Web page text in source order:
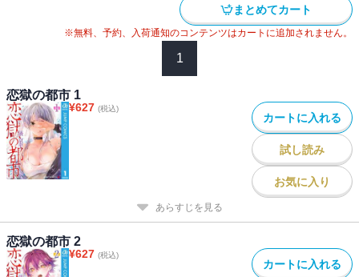
まとめてカート
※無料、予約、入荷通知のコンテンツはカートに追加されません。
1
恋獄の都市 1
¥627 (税込)
カートに入れる
試し読み
お気に入り
あらすじを見る
恋獄の都市 2
¥627 (税込)
カートに入れる